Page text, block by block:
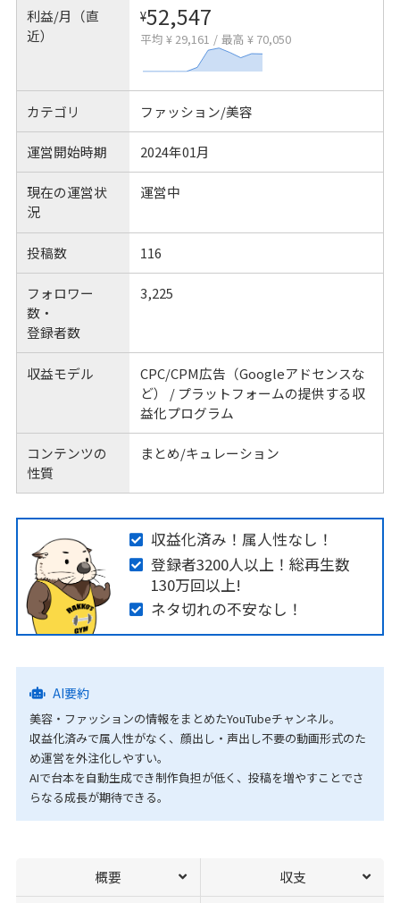
利益/月（直
近）
¥52,547
平均 ¥ 29,161 / 最高 ¥ 70,050
カテゴリ ファッション/美容
運営開始時期 2024年01月
現在の運営状
況
運営中
投稿数 116
フォロワー
数・
登録者数
3,225
収益モデル
CPC/CPM広告（Googleアドセンスな
ど） / プラットフォームの提供する収
益化プログラム
コンテンツの
性質
まとめ/キュレーション
収益化済み！属人性なし！
登録者3200人以上！総再生数
130万回以上!
ネタ切れの不安なし！
AI要約
美容・ファッションの情報をまとめたYouTubeチャンネル。
収益化済みで属人性がなく、顔出し・声出し不要の動画形式のた
め運営を外注化しやすい。
AIで台本を自動生成でき制作負担が低く、投稿を増やすことでさ
らなる成長が期待できる。
概要 収支